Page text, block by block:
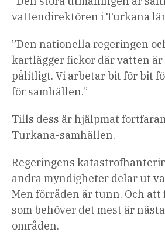
vattendirektören i Turkana
”Den nationella regeringen
kartlägger fickor där vatten är
pålitligt. Vi arbetar bit för bit
för samhällen.”
Tills dess är hjälpmat
Turkana-samhällen.
Regeringens
andra myndigheter delar ut
Men förråden är tunn. Och
som behöver det mest är
områden.